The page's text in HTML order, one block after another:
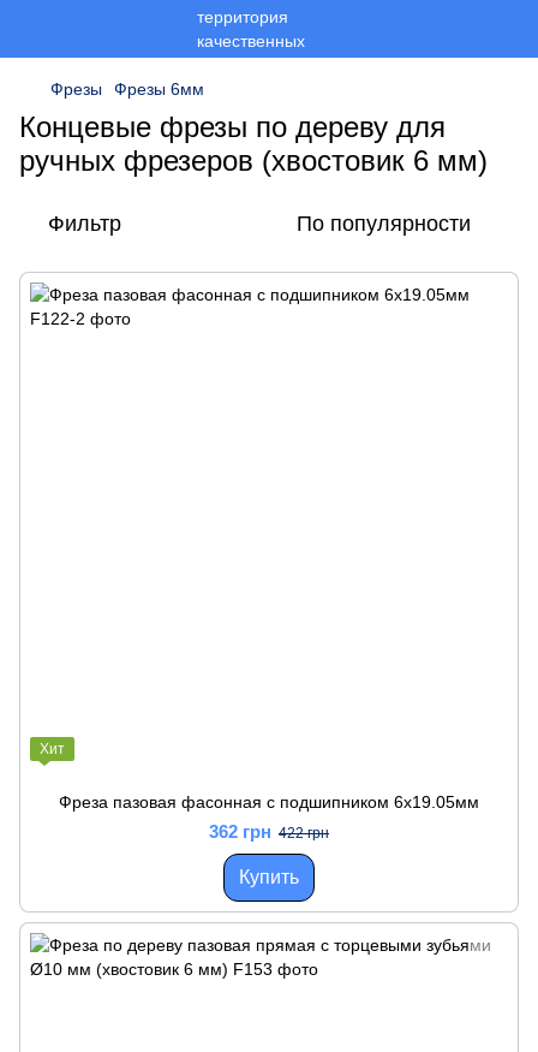
Фрезы Фрезы 6мм
Концевые фрезы по дереву для
ручных фрезеров (хвостовик 6 мм)
Фильтр По популярности
Хит
Фреза пазовая фасонная с подшипником 6x19.05мм
362 грн 422 грн
Купить